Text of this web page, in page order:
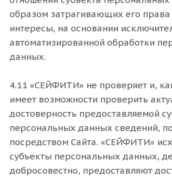
образом затрагивающих его
интересы, на основании
автоматизированной обработки
данных.
4.11 «СЕЙФИТИ» не проверяет и,
имеет возможности проверить
достоверность предоставляемой
персональных данных сведений,
посредством Сайта. «СЕЙФИТИ»
субъекты персональных данных,
добросовестно, предоставляют